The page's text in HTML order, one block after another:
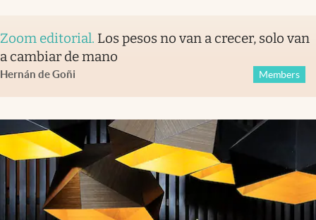
Zoom editorial. Los pesos no van a crecer, solo van
a cambiar de mano
Hernán de Goñi Members